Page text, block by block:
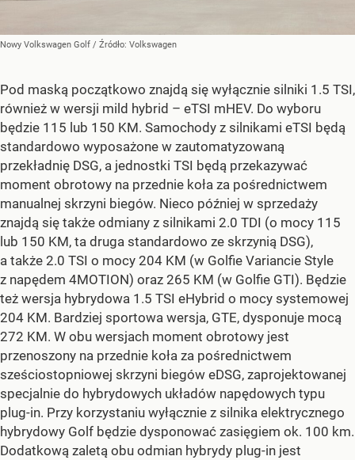
Nowy Volkswagen Golf / Źródło: Volkswagen
Pod maską początkowo znajdą się wyłącznie silniki 1.5 TSI,
również w wersji mild hybrid – eTSI mHEV. Do wyboru
będzie 115 lub 150 KM. Samochody z silnikami eTSI będą
standardowo wyposażone w zautomatyzowaną
przekładnię DSG, a jednostki TSI będą przekazywać
moment obrotowy na przednie koła za pośrednictwem
manualnej skrzyni biegów. Nieco później w sprzedaży
znajdą się także odmiany z silnikami 2.0 TDI (o mocy 115
lub 150 KM, ta druga standardowo ze skrzynią DSG),
a także 2.0 TSI o mocy 204 KM (w Golfie Variancie Style
z napędem 4MOTION) oraz 265 KM (w Golfie GTI). Będzie
też wersja hybrydowa 1.5 TSI eHybrid o mocy systemowej
204 KM. Bardziej sportowa wersja, GTE, dysponuje mocą
272 KM. W obu wersjach moment obrotowy jest
przenoszony na przednie koła za pośrednictwem
sześciostopniowej skrzyni biegów eDSG, zaprojektowanej
specjalnie do hybrydowych układów napędowych typu
plug-in. Przy korzystaniu wyłącznie z silnika elektrycznego
hybrydowy Golf będzie dysponować zasięgiem ok. 100 km.
Dodatkową zaletą obu odmian hybrydy plug-in jest